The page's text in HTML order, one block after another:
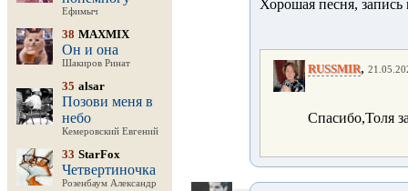
Ефимыч
38 MAXMIX
Он и она
Шакиров Ринат
35 alsar
Позови меня в
небо
Кемеровский Евгений
33 StarFox
Четвертиночка
Розенбаум Александр
Хорошая песня,
RUSSMIR,
Спасибо,Толя